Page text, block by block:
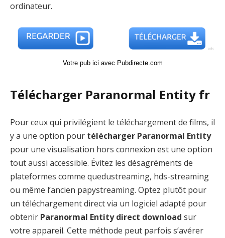
ordinateur.
Votre pub ici avec Pubdirecte.com
Télécharger Paranormal Entity fr
Pour ceux qui privilégient le téléchargement de films, il
y a une option pour télécharger Paranormal Entity
pour une visualisation hors connexion est une option
tout aussi accessible. Évitez les désagréments de
plateformes comme quedustreaming, hds-streaming
ou même l’ancien papystreaming. Optez plutôt pour
un téléchargement direct via un logiciel adapté pour
obtenir Paranormal Entity direct download sur
votre appareil. Cette méthode peut parfois s’avérer